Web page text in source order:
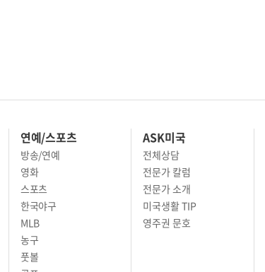
연예/스포츠
방송/연예
영화
스포츠
한국야구
MLB
ASK미국
전체상담
전문가 칼럼
전문가 소개